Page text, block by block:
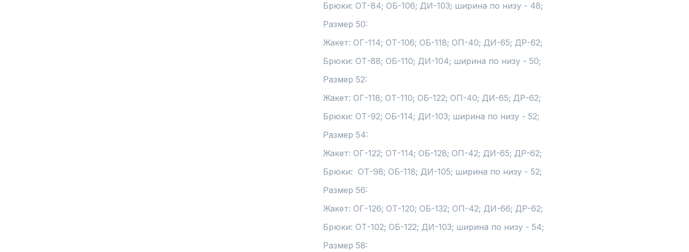
Брюки: ОТ-84; ОБ-106; ДИ-103; ширина по низу - 48;
Размер 50:
Жакет: ОГ-114; ОТ-106; ОБ-118; ОП-40; ДИ-65; ДР-62;
Брюки: ОТ-88; ОБ-110; ДИ-104; ширина по низу - 50;
Размер 52:
Жакет: ОГ-118; ОТ-110; ОБ-122; ОП-40; ДИ-65; ДР-62;
Брюки: ОТ-92; ОБ-114; ДИ-103; ширина по низу - 52;
Размер 54:
Жакет: ОГ-122; ОТ-114; ОБ-128; ОП-42; ДИ-65; ДР-62;
Брюки:  ОТ-98; ОБ-118; ДИ-105; ширина по низу - 52;
Размер 56:
Жакет: ОГ-126; ОТ-120; ОБ-132; ОП-42; ДИ-66; ДР-62;
Брюки: ОТ-102; ОБ-122; ДИ-103; ширина по низу - 54;
Размер 58: